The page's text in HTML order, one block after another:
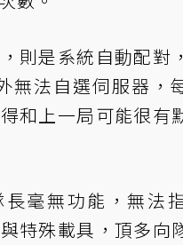
則是系統自動配對
無法自選伺服器，
和上一局可能很有
毫無功能，無法
特殊載具，頂多向